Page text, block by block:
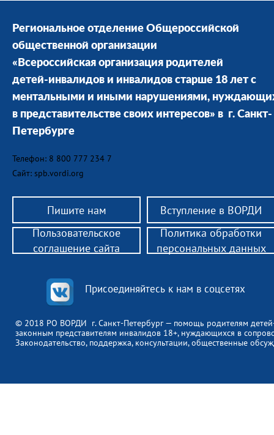
Региональное отделение Общероссийской
общественной организации
«Всероссийская организация родителей
детей-инвалидов и инвалидов старше 18 лет с
ментальными и иными нарушениями,
в представительстве своих интересов» в г. Санкт-
Петербурге
Телефон: 8 800 777 234 7
Сайт: spb.vordi.org
Пишите нам Вступление в ВОРДИ
© 2018 РО ВОРДИ г. Санкт-Петербург — помощь родителям
законным представителям инвалидов 18+, нуждающихся в
Законодательство, поддержка, консультации, общественные
Присоединяйтесь к нам в соцсетях
Пользовательское
соглашение сайта
Политика обработки
персональных данных